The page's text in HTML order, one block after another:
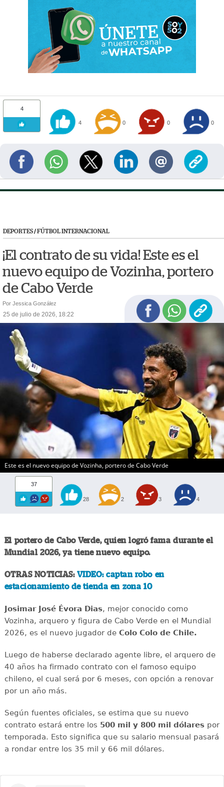
4
4 0 0 0
DEPORTES/FÚTBOL INTERNACIONAL
¡El contrato de su vida! Este es el
nuevo equipo de Vozinha, portero
de Cabo Verde
Por Jessica González
25 de julio de 2026, 18:22
Este es el nuevo equipo de Vozinha, portero de Cabo Verde
37
28 2 3 4
El portero de Cabo Verde, quien logró fama durante el
Mundial 2026, ya tiene nuevo equipo.
OTRAS NOTICIAS: VIDEO: captan robo en
estacionamiento de tienda en zona 10
Josimar José Évora Dias, mejor conocido como
Vozinha, arquero y figura de Cabo Verde en el Mundial
2026, es el nuevo jugador de Colo Colo de Chile.
Luego de haberse declarado agente libre, el arquero de
40 años ha firmado contrato con el famoso equipo
chileno, el cual será por 6 meses, con opción a renovar
por un año más.
Según fuentes oficiales, se estima que su nuevo
contrato estará entre los 500 mil y 800 mil dólarespor
temporada. Esto significa que su salario mensual pasará
a rondar entre los 35 mil y 66 mil dólares.